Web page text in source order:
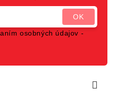
osobných údajov -
